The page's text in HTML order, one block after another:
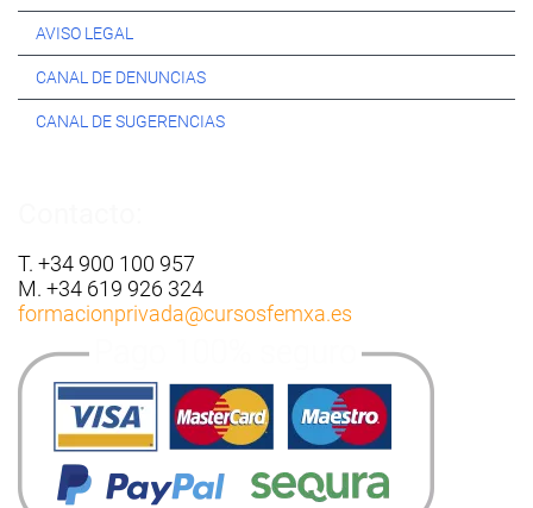
AVISO LEGAL
CANAL DE DENUNCIAS
CANAL DE SUGERENCIAS
T. +34 900 100 957
M. +34 619 926 324
formacionprivada@cursosfemxa.es